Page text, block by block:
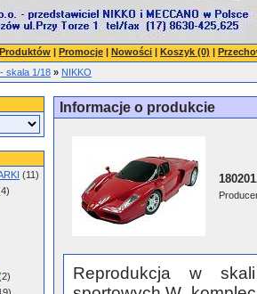
| Promocje | Nowości | Koszyk (0) |
skala 1/18 » NIKKO
(11)
Informacje o produkcie
Reprodukcja w